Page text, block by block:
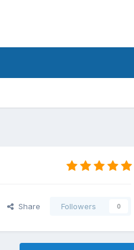
Share Followers 0